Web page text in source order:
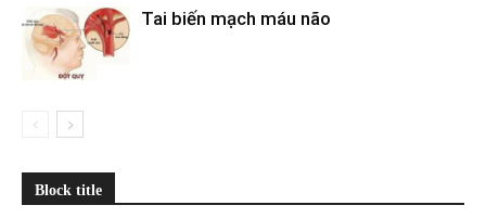
Tai biến mạch máu não
Block title